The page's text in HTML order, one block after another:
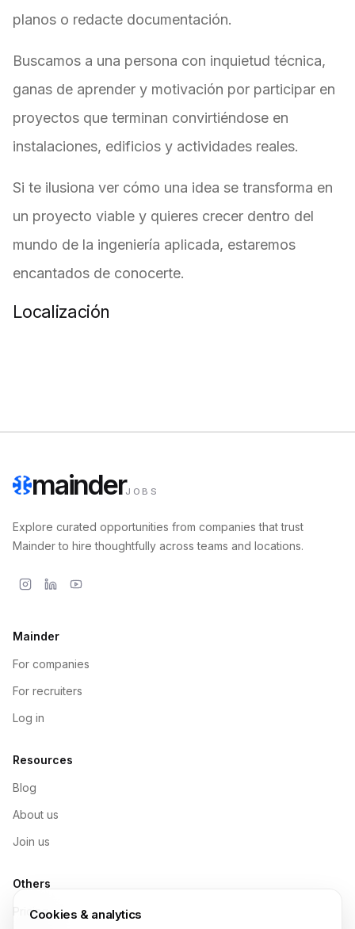
planos o redacte documentación.
Buscamos a una persona con inquietud técnica,
ganas de aprender y motivación por participar en
proyectos que terminan convirtiéndose en
instalaciones, edificios y actividades reales.
Si te ilusiona ver cómo una idea se transforma en
un proyecto viable y quieres crecer dentro del
mundo de la ingeniería aplicada, estaremos
encantados de conocerte.
Localización
mainderJOBS
Explore curated opportunities from companies that trust
Mainder to hire thoughtfully across teams and locations.
Mainder
For companies
For recruiters
Log in
Resources
Blog
About us
Join us
Others
Pricing
Cookies & analytics